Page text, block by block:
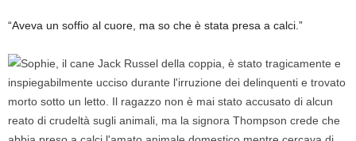
“Aveva un soffio al cuore, ma so che è stata presa a calci.”